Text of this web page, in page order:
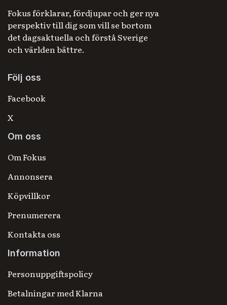
Fokus förklarar, fördjupar och ger nya
perspektiv till dig som vill se bortom
det dagsaktuella och förstå Sverige
och världen bättre.
Följ oss
Facebook
X
Om oss
Om Fokus
Annonsera
Köpvillkor
Prenumerera
Kontakta oss
Information
Personuppgiftspolicy
Betalningar med Klarna